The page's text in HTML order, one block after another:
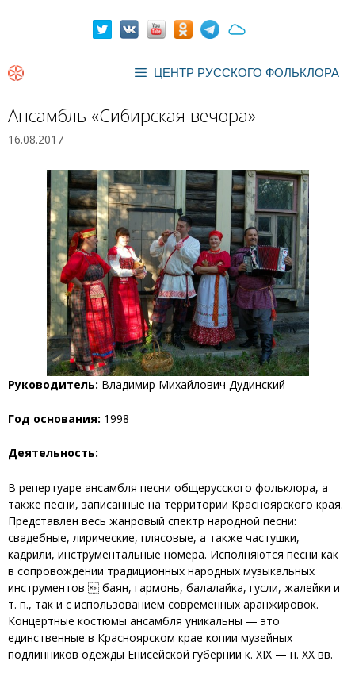
ЦЕНТР РУССКОГО ФОЛЬКЛОРА
Ансамбль «Сибирская вечора»
16.08.2017
Руководитель: Владимир Михайлович Дудинский
Год основания: 1998
Деятельность:
В репертуаре ансамбля песни общерусского фольклора, а
также песни, записанные на территории Красноярского края.
Представлен весь жанровый спектр народной песни:
свадебные, лирические, плясовые, а также частушки,
кадрили, инструментальные номера. Исполняются песни как
в сопровождении традиционных народных музыкальных
инструментов  баян, гармонь, балалайка, гусли, жалейки и
т. п., так и с использованием современных аранжировок.
Концертные костюмы ансамбля уникальны — это
единственные в Красноярском крае копии музейных
подлинников одежды Енисейской губернии к. XIX — н. XX вв.